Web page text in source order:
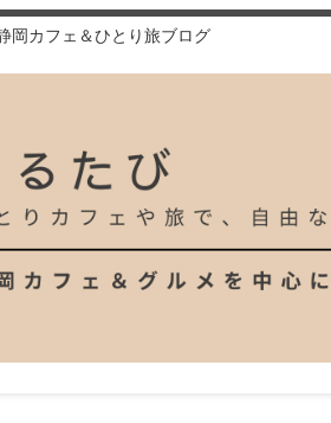
岡カフェ＆ひとり旅ブログ